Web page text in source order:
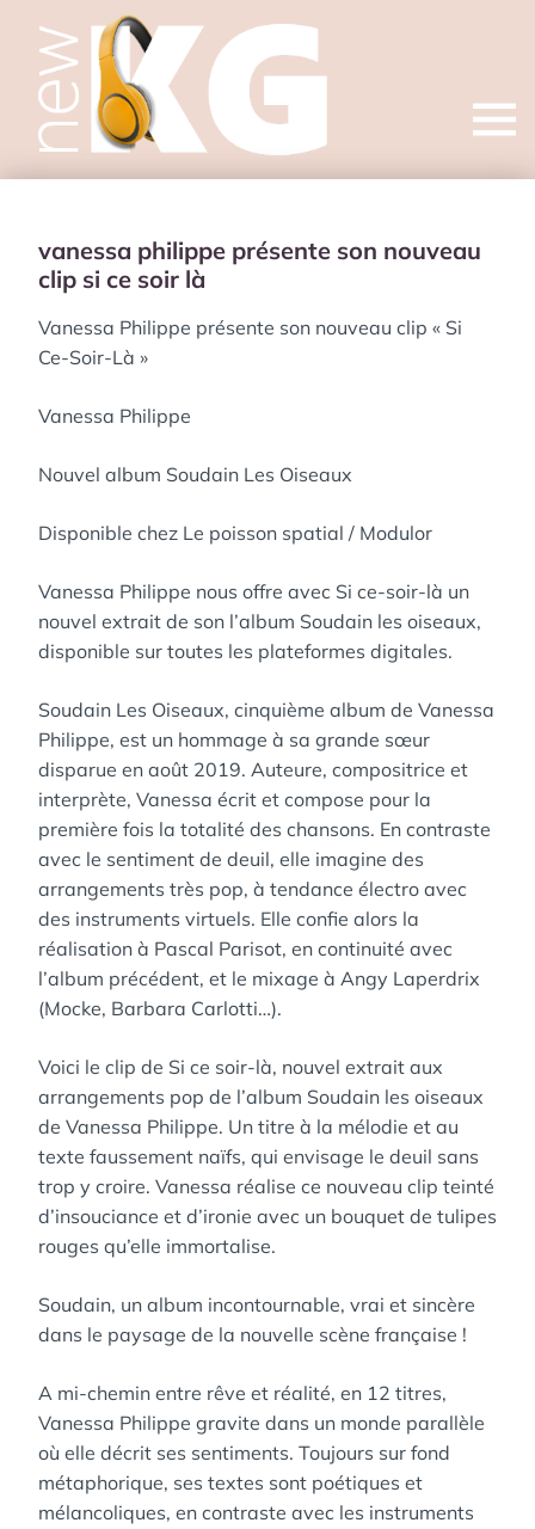
Open
vanessa philippe présente son nouveau
clip si ce soir là
Vanessa Philippe présente son nouveau clip « Si
Ce-Soir-Là »
Vanessa Philippe
Nouvel album Soudain Les Oiseaux
Disponible chez Le poisson spatial / Modulor
Vanessa Philippe nous offre avec Si ce-soir-là un
nouvel extrait de son l’album Soudain les oiseaux,
disponible sur toutes les plateformes digitales.
Soudain Les Oiseaux, cinquième album de Vanessa
Philippe, est un hommage à sa grande sœur
disparue en août 2019. Auteure, compositrice et
interprète, Vanessa écrit et compose pour la
première fois la totalité des chansons. En contraste
avec le sentiment de deuil, elle imagine des
arrangements très pop, à tendance électro avec
des instruments virtuels. Elle confie alors la
réalisation à Pascal Parisot, en continuité avec
l’album précédent, et le mixage à Angy Laperdrix
(Mocke, Barbara Carlotti…).
Voici le clip de Si ce soir-là, nouvel extrait aux
arrangements pop de l’album Soudain les oiseaux
de Vanessa Philippe. Un titre à la mélodie et au
texte faussement naïfs, qui envisage le deuil sans
trop y croire. Vanessa réalise ce nouveau clip teinté
d’insouciance et d’ironie avec un bouquet de tulipes
rouges qu’elle immortalise.
Soudain, un album incontournable, vrai et sincère
dans le paysage de la nouvelle scène française !
A mi-chemin entre rêve et réalité, en 12 titres,
Vanessa Philippe gravite dans un monde parallèle
où elle décrit ses sentiments. Toujours sur fond
métaphorique, ses textes sont poétiques et
mélancoliques, en contraste avec les instruments